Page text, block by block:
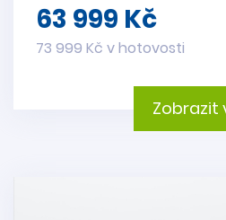
63 999 Kč
73 999 Kč v hotovosti
Zobrazit